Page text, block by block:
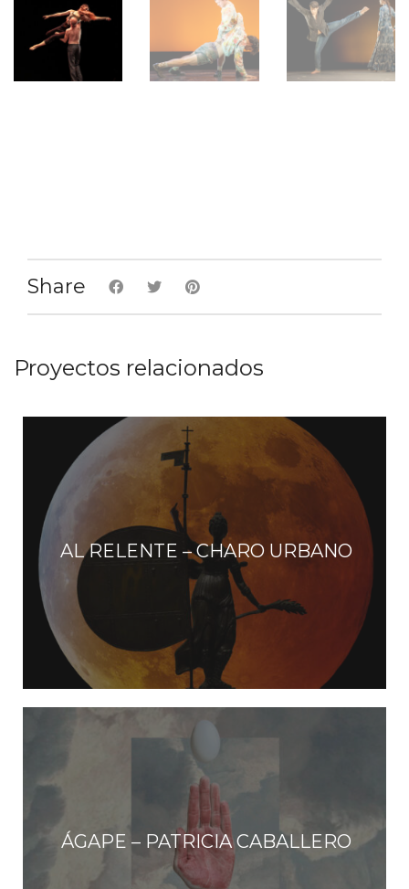
Share
Proyectos relacionados
AL RELENTE – CHARO URBANO
ÁGAPE – PATRICIA CABALLERO